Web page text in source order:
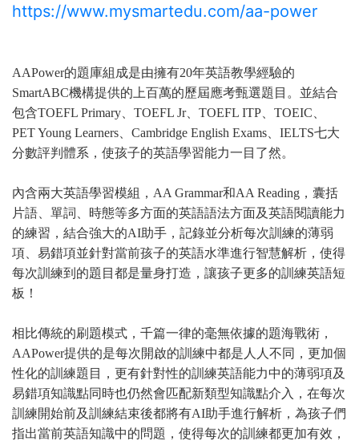
https://www.mysmartedu.com/aa-power
AAPower的題庫組成是由擁有20年英語教學經驗的
SmartABC機構提供的上百萬的歷屆應考甄選題目。並結合
包含TOEFL Primary、TOEFL Jr、TOEFL ITP、TOEIC、
PET Young Learners、Cambridge English Exams、IELTS七大
分數評判體系，使孩子的英語學習能力一目了然。
內含兩大英語學習模組，AA Grammar和AA Reading，囊括
片語、單詞、時態等多方面的英語語法方面及英語閱讀能力
的練習，結合強大的AI助手，記錄並分析每次訓練的薄弱
項、易錯項並針對當前孩子的英語水準進行智慧解析，使得
每次訓練到的題目都是量身打造，讓孩子更多的訓練英語短
板！
相比傳統的刷題模式，千篇一律的毫無依據的題海戰術，
AAPower提供的是每次開啟的訓練中都是人人不同，更加個
性化的訓練題目，更有針對性的訓練英語能力中的薄弱項及
易錯項知識點同時也仍然會匹配新類型知識點介入，在每次
訓練開始前及訓練結束後都將有AI助手進行解析，為孩子們
指出當前英語知識中的問題，使得每次的訓練都更加有效，